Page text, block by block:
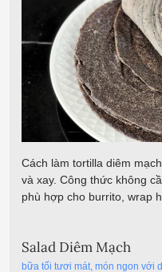
Cách làm tortilla diêm
và xay. Công thức không
phù hợp cho burrito, wrap
Salad Diêm Mạch
bữa tối tươi mát, món ngon với